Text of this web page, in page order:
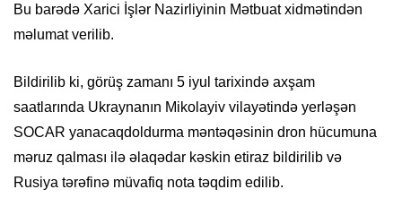
Bu barədə Xarici İşlər Nazirliyinin Mətbuat xidmətindən
məlumat verilib.
Bildirilib ki, görüş zamanı 5 iyul tarixində axşam
saatlarında Ukraynanın Mikolayiv vilayətində yerləşən
SOCAR yanacaqdoldurma məntəqəsinin dron hücumuna
məruz qalması ilə əlaqədar kəskin etiraz bildirilib və
Rusiya tərəfinə müvafiq nota təqdim edilib.